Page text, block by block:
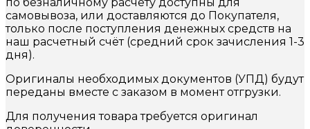
самовывоза, или доставляются до Покупателя,
только после поступления денежных средств на
наш расчетный счёт (средний срок зачисления 1-3
дня).
Оригиналы необходимых документов (УПД) будут
переданы вместе с заказом в момент отгрузки.
Для получения товара требуется оригинал